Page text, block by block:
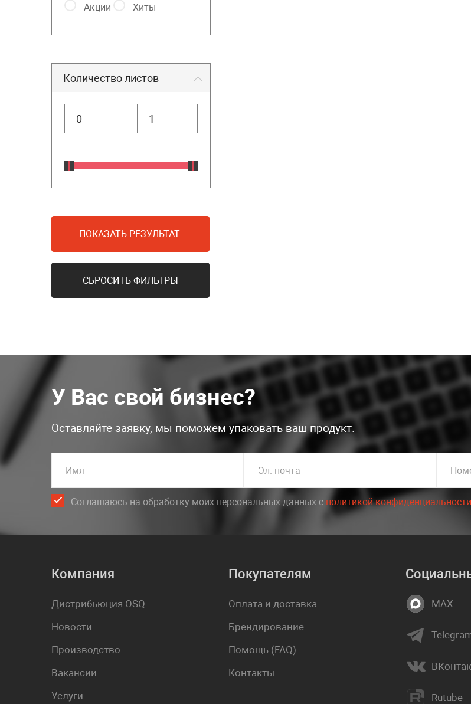
Акции
Хиты
Количество листов
ПОКАЗАТЬ РЕЗУЛЬТАТ
СБРОСИТЬ ФИЛЬТРЫ
У Вас свой бизнес?
Оставляйте заявку, мы поможем упаковать ваш продукт.
Имя Эл. почта
Соглашаюсь на обработку моих персональных данных c политикой конфиденциальности
Компания
Дистрибьюция OSQ
Новости
Производство
Вакансии
Услуги
Покупателям
Оплата и доставка
Брендирование
Помощь (FAQ)
Контакты
MAX
Rutube